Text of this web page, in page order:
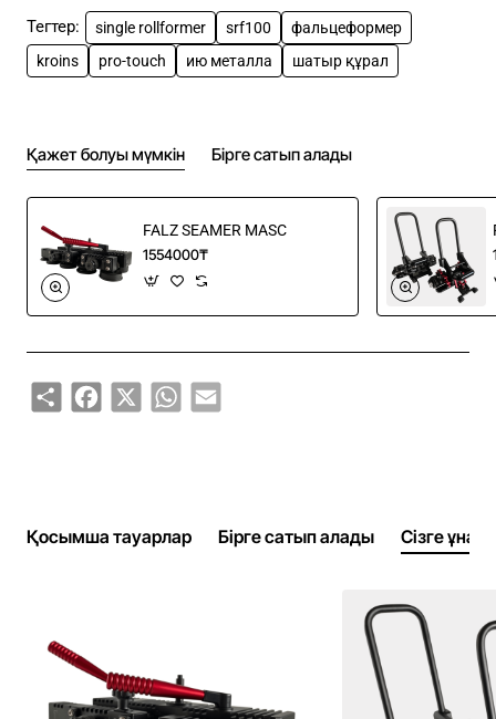
Компактный и прочный корпус
Эргономичная рукоятка Pro-Touch арналған
пространствах
Глубина вставки: 5–100 мм
Позволяет формировать профильные швы
благодаря увеличенному расстоянию между
роликами
Тегтер: single rollformer srf100
фальцеформер
kroins
pro-touch ию металла шатыр құрал
Қажет болуы мүмкін Бірге сатып алады
FALZ SEAMER MASC
1554000₸
Share Facebook
X WhatsAppEmail
Қосымша тауарлар Бірге сатып алады Сізге